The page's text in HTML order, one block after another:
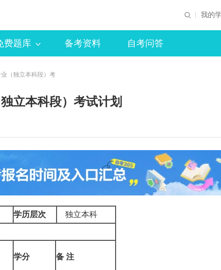
我的
费题库 备考资料 自考问答
（独立本科段）考
立本科段）考试计划
学历层次
独立本科
学分 备 注